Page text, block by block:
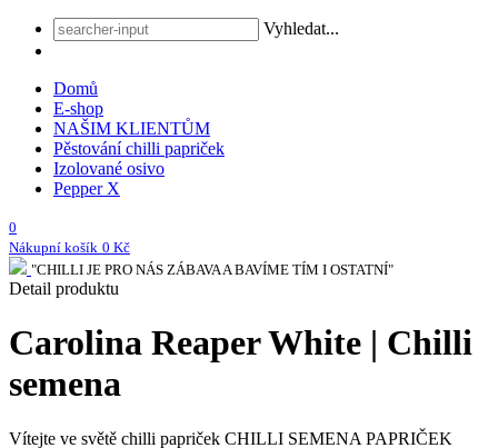
Vyhledat...
Domů
E-shop
NAŠIM KLIENTŮM
Pěstování chilli papriček
Izolované osivo
Pepper X
0
Nákupní košík 0 Kč
"CHILLI JE PRO NÁS ZÁBAVA A BAVÍME TÍM I OSTATNÍ"
Detail produktu
Carolina Reaper White | Chilli
semena
Vítejte ve světě chilli papriček CHILLI SEMENA PAPRIČEK